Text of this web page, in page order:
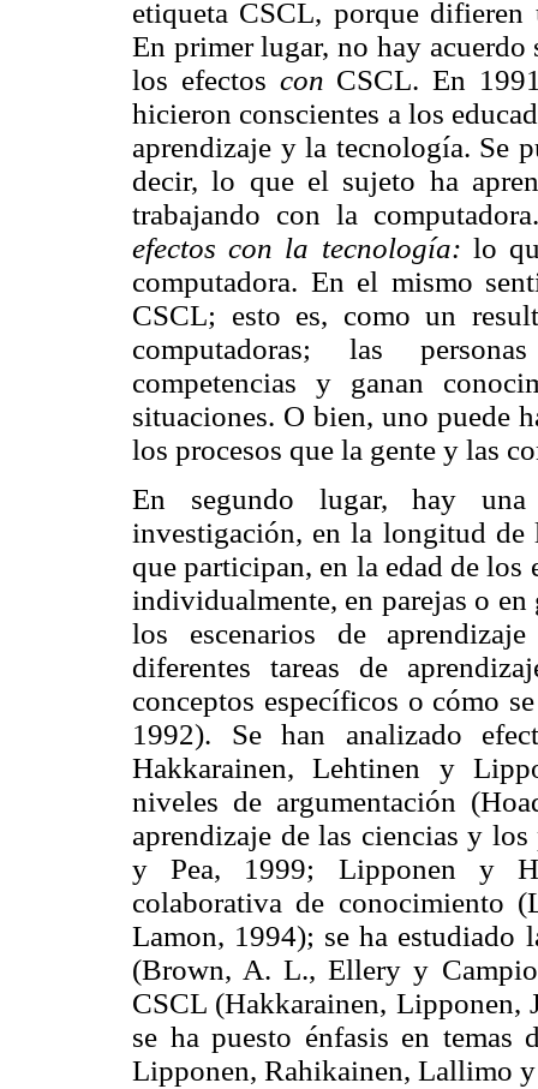
etiqueta CSCL, porque
En primer lugar, no hay
los efectos con CSCL. En
hicieron conscientes a los
aprendizaje y la tecnología. Se
decir, lo que el sujeto ha
trabajando con la
efectos con la tecnología: lo
computadora. En el mismo
CSCL; esto es, como un
computadoras; las
competencias y ganan
situaciones. O bien, uno puede
los procesos que la gente y las
En segundo lugar, hay
investigación, en la longitud de
que participan, en la edad de los
individualmente, en parejas o
los escenarios de
diferentes tareas de
conceptos específicos o cómo
1992). Se han analizado
Hakkarainen, Lehtinen y
niveles de argumentación
aprendizaje de las ciencias y
y Pea, 1999; Lipponen y
colaborativa de conocimiento
Lamon, 1994); se ha estudiado
(Brown, A. L., Ellery y
CSCL (Hakkarainen, Lipponen,
se ha puesto énfasis en
Lipponen, Rahikainen, Lallimo